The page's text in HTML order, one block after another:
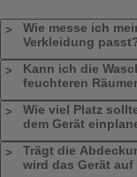
Wie messe ich
Verkleidung
Kann ich die
feuchteren
Wie viel Platz
dem Gerät
Trägt die
wird das Gerät